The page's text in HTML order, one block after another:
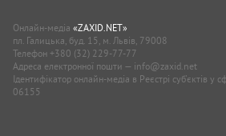
Онлайн-медіа «ZAXID.NET»
пл. Галицька, буд. 15, м. Львів, 79008
Телефон +380 (32) 229-77-77
Адреса електронної пошти — info@zaxid.net
Ідентифікатор онлайн-медіа в Реєстрі суб'єктів у
06155